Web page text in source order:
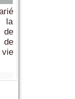
la
de